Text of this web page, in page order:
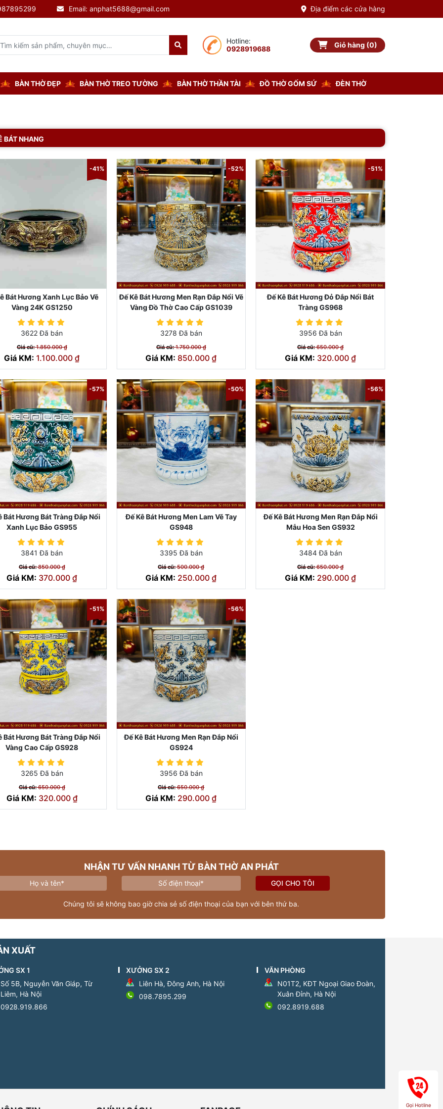
Hotline:
0928919688
Giỏ hàng
Giỏ hàng (0)
BÀN THỜ ĐẸP BÀN THỜ TREO TƯỜNG BÀN THỜ THẦN TÀI ĐỒ THỜ GỐM SỨ ĐÈN THỜ
Email: anphat5688@gmail.com Địa điểm các cửa hàng
BÁT NHANG
-41%
Bát Hương Xanh Lục Bảo Vẽ
Vàng 24K GS1250
3622 Đã bán
Giá cũ:1.850.000 ₫
Giá KM: 1.100.000 ₫
-52%
Đế Kê Bát Hương Men Rạn Đắp Nổi Vẽ
Vàng Đồ Thờ Cao Cấp GS1039
3278 Đã bán
Giá cũ:1.750.000 ₫
Giá KM: 850.000 ₫
-51%
Đế Kê Bát Hương Đỏ Đắp Nổi Bát
Tràng GS968
3956 Đã bán
Giá cũ:650.000 ₫
Giá KM: 320.000 ₫
-57%
Bát Hương Bát Tràng Đắp Nổi
Xanh Lục Bảo GS955
3841 Đã bán
Giá cũ:850.000 ₫
Giá KM: 370.000 ₫
-50%
Đế Kê Bát Hương Men Lam Vẽ Tay
GS948
3395 Đã bán
Giá cũ:500.000 ₫
Giá KM: 250.000 ₫
-56%
Đế Kê Bát Hương Men Rạn Đắp Nổi
Mẫu Hoa Sen GS932
3484 Đã bán
Giá cũ:650.000 ₫
Giá KM: 290.000 ₫
-51%
Bát Hương Bát Tràng Đắp Nổi
Vàng Cao Cấp GS928
3265 Đã bán
Giá cũ:650.000 ₫
Giá KM: 320.000 ₫
-56%
Đế Kê Bát Hương Men Rạn Đắp Nổi
GS924
3956 Đã bán
Giá cũ:650.000 ₫
Giá KM: 290.000 ₫
NHẬN TƯ VẤN NHANH TỪ BÀN THỜ AN PHÁT
GỌI CHO TÔI
Chúng tôi sẽ không bao giờ chia sẻ số điện thoại của bạn với bên thứ ba.
XUẤT
SX 1
Số 5B, Nguyễn Văn Giáp, Từ
Liêm, Hà Nội
0928.919.866
XƯỞNG SX 2
Liên Hà, Đông Anh, Hà Nội
098.7895.299
VĂN PHÒNG
N01T2, KĐT Ngoại Giao Đoàn,
Xuân Đỉnh, Hà Nội
092.8919.688
Gọi Hotline